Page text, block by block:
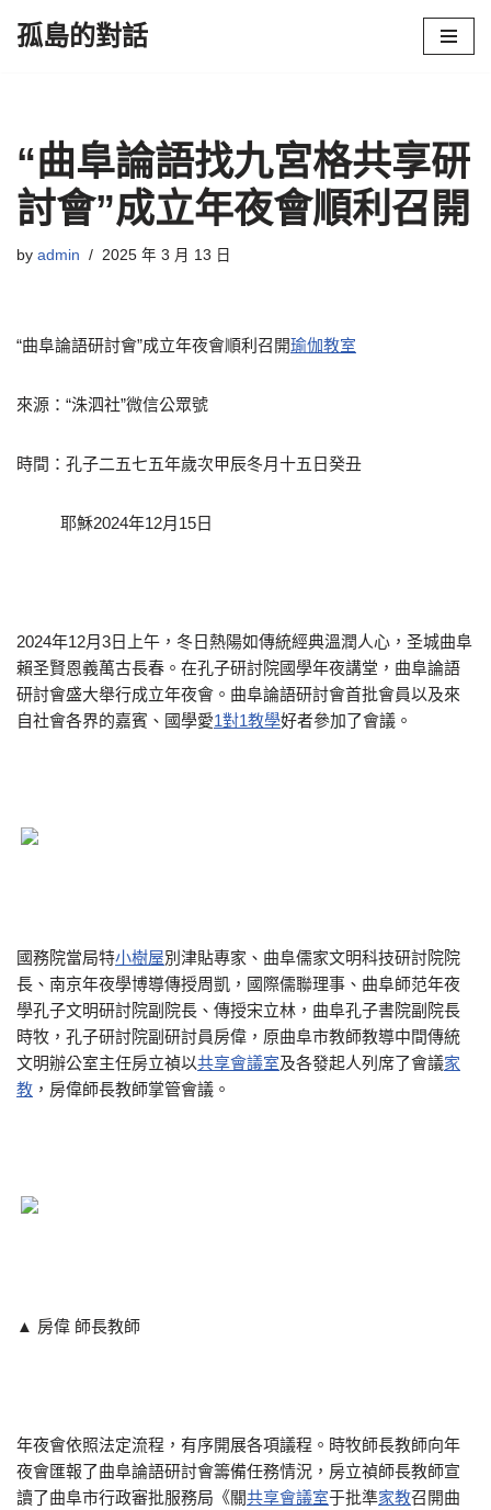
孤島的對話
“曲阜論語找九宮格共享研
討會”成立年夜會順利召開
by admin 2025 年 3 月 13 日
“曲阜論語研討會”成立年夜會順利召開瑜伽教室
來源：“洙泗社”微信公眾號
時間：孔子二五七五年歲次甲辰冬月十五日癸丑
耶穌2024年12月15日
2024年12月3日上午，冬日熱陽如傳統經典溫潤人心，圣城曲阜
賴圣賢恩義萬古長春。在孔子研討院國學年夜講堂，曲阜論語
研討會盛大舉行成立年夜會。曲阜論語研討會首批會員以及來
自社會各界的嘉賓、國學愛1對1教學好者參加了會議。
國務院當局特小樹屋別津貼專家、曲阜儒家文明科技研討院院
長、南京年夜學博導傳授周凱，國際儒聯理事、曲阜師范年夜
學孔子文明研討院副院長、傳授宋立林，曲阜孔子書院副院長
時牧，孔子研討院副研討員房偉，原曲阜市教師教導中間傳統
文明辦公室主任房立禎以共享會議室及各發起人列席了會議家
教 ，房偉師長教師掌管會議。
▲ 房偉 師長教師
年夜會依照法定流程，有序開展各項議程。時牧師長教師向年
夜會匯報了曲阜論語研討會籌備任務情況，房立禎師長教師宣
讀了曲阜市行政審批服務局《關共享會議室于批準家教召開曲